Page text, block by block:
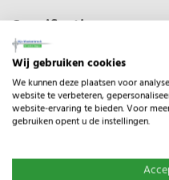
Specificaties
Type:
Gewicht:
11.30kg
Lengte:
50m
Wij gebruiken cookies
We kunnen deze plaatsen voor
website te verbeteren,
website-ervaring te bieden. Voor
gebruiken opent u de instellingen.